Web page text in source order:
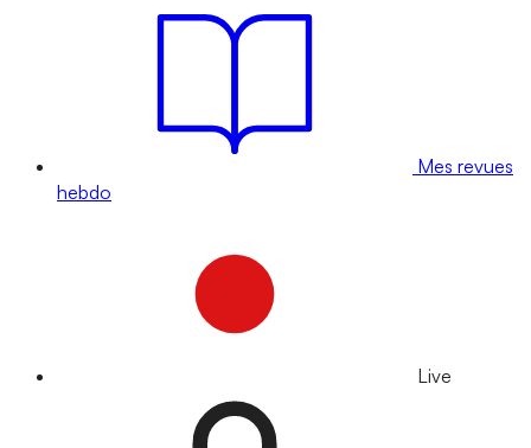
Mes revues
hebdo
Live